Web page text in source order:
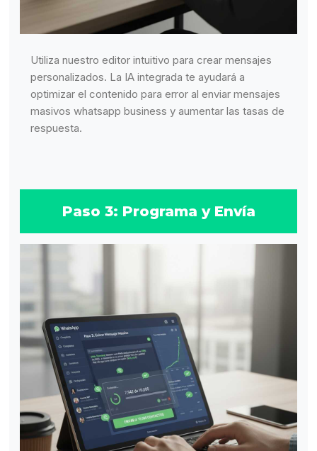
Utiliza nuestro editor intuitivo para crear mensajes
personalizados. La IA integrada te ayudará a
optimizar el contenido para error al enviar mensajes
masivos whatsapp business y aumentar las tasas de
respuesta.
Paso 3: Programa y Envía